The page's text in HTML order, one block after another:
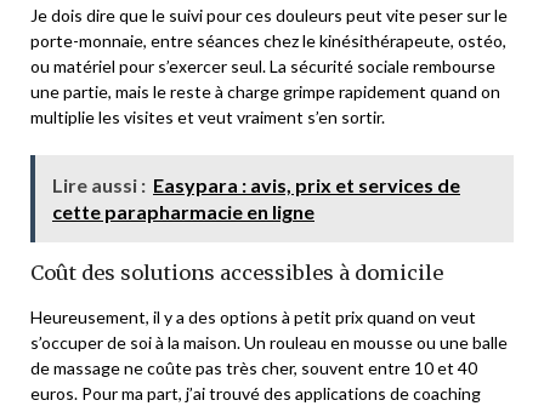
Je dois dire que le suivi pour ces douleurs peut vite peser sur le
porte-monnaie, entre séances chez le kinésithérapeute, ostéo,
ou matériel pour s’exercer seul. La sécurité sociale rembourse
une partie, mais le reste à charge grimpe rapidement quand on
multiplie les visites et veut vraiment s’en sortir.
Lire aussi : Easypara : avis, prix et services de
cette parapharmacie en ligne
Coût des solutions accessibles à domicile
Heureusement, il y a des options à petit prix quand on veut
s’occuper de soi à la maison. Un rouleau en mousse ou une balle
de massage ne coûte pas très cher, souvent entre 10 et 40
euros. Pour ma part, j’ai trouvé des applications de coaching